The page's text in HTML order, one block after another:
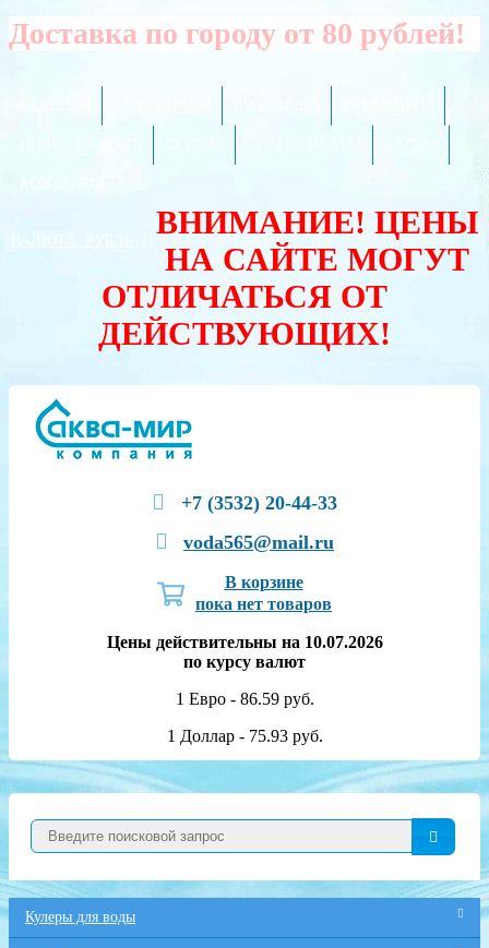
Доставка по городу от 80 рублей!
ВАЛЮТА:
ВНИМАНИЕ! ЦЕНЫ
НА САЙТЕ МОГУТ
ОТЛИЧАТЬСЯ ОТ
ДЕЙСТВУЮЩИХ!
+7 (3532) 20-44-33
voda565@mail.ru
В корзине
пока нет товаров
Цены действительны на 10.07.2026
по курсу валют
1 Евро - 86.59 руб.
1 Доллар - 75.93 руб.
Кулеры для воды